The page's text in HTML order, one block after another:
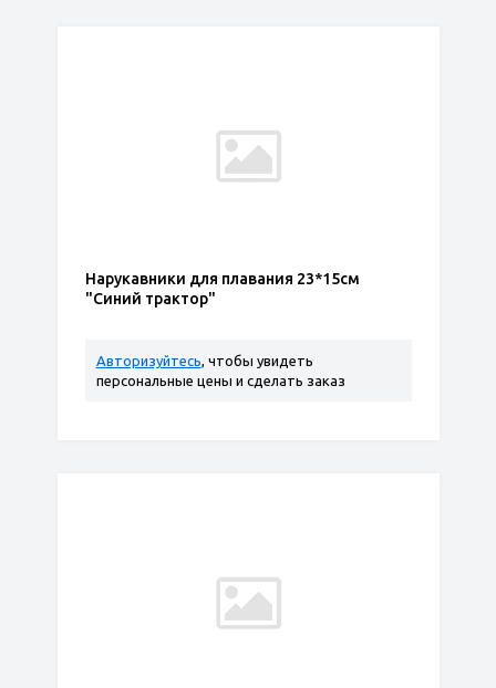
Нарукавники для плавания 23*15см
"Синий трактор"
Авторизуйтесь, чтобы увидеть
персональные цены и сделать заказ